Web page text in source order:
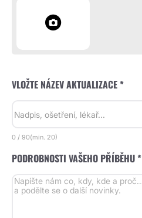
VLOŽTE NÁZEV AKTUALIZACE *
0 / 90(min. 20)
PODROBNOSTI VAŠEHO PŘÍBĚHU *